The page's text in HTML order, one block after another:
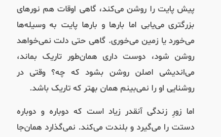
پیش پایت را روشن می‌کند،‌ گاهی اوقات هم نورهای
بزرگتری می‌یابی اما بارها و بارها پایت به وسیله‌ها
می‌خورد یا زمین می‌خوری. گاهی حتی دلت نمی‌خواهد
روشن شود، دوست داری همان‌طور تاریک بماند،
می‌اندیشی اصلن روشن بشود که چه؟ وقتی در
روشنایی او را نمی‌بینم همان بهتر که تاریک باشد.
اما زورِ زندگی آنقدر زیاد است که دوباره و دوباره
دستت را می‌گیرد و بلندت می‌کند. نمی‌گذارد همان‌جا